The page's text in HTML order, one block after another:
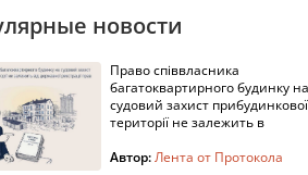
новости
Право співвласника
багатоквартирного будинку на
судовий захист прибудинкової
території не залежить в
Автор:Лента от Протокола